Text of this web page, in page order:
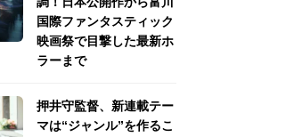
国際ファンタスティック
映画祭で目撃した最新ホ
ラーまで
押井守監督、新連載テー
マは“ジャンル”を作るこ